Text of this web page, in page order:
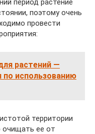
период растение
поэтому очень
провести
растений —
по использованию
территории
очищать ее от